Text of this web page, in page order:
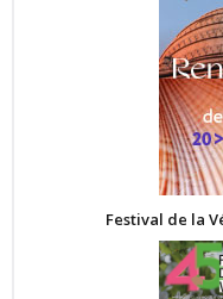
Festival de la